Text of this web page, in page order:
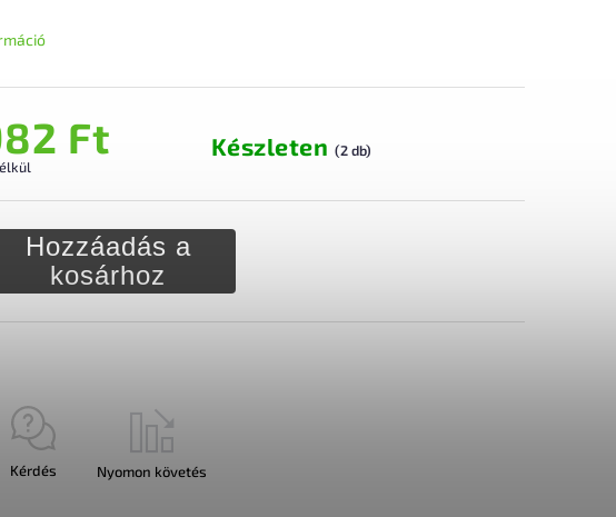
Ft Készleten (2 db)
Hozzáadás a
kosárhoz
Kérdés Nyomon követés